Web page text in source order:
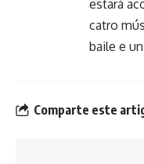
estará
catro
baile e
Comparte este